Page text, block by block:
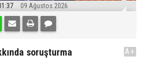
09 Ağustos 2026
soruşturma
A+